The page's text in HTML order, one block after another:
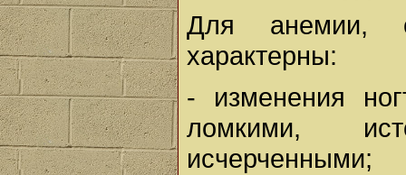
Для анемии,
характерны:
- изменения
ломкими,
исчерченными;